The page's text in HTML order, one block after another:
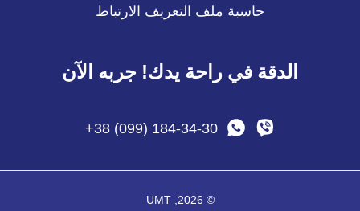
حاسبة ملف التعريف الارتباط
الدقة في راحة يدك! جربه الآن
+38 (099) 184-34-30
© 2026, UMT